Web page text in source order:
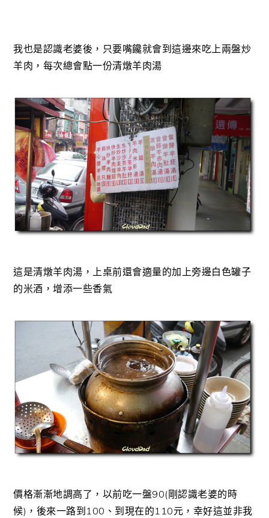
我也是認識老婆後，只要嘴饞就會到這邊來吃上兩盤炒
羊肉，每次總會點一份清燉羊肉湯
這是清燉羊肉湯，上桌前還會適量的加上旁邊白色罐子
的米酒，增添一些香氣
價格漸漸地調高了，以前吃一盤90(剛認識老婆的時
候)，後來一路到100、到現在的110元，幸好這並非我